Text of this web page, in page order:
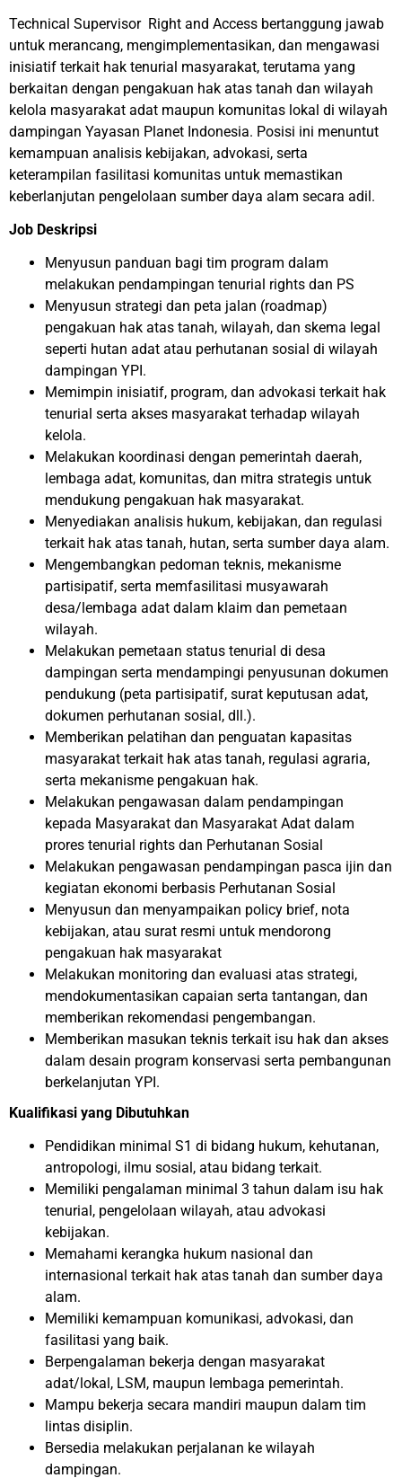
Technical Supervisor Right and Access bertanggung jawab
untuk merancang, mengimplementasikan, dan mengawasi
inisiatif terkait hak tenurial masyarakat, terutama yang
berkaitan dengan pengakuan hak atas tanah dan wilayah
kelola masyarakat adat maupun komunitas lokal di wilayah
dampingan Yayasan Planet Indonesia. Posisi ini menuntut
kemampuan analisis kebijakan, advokasi, serta
keterampilan fasilitasi komunitas untuk memastikan
keberlanjutan pengelolaan sumber daya alam secara adil.
Job Deskripsi
Menyusun panduan bagi tim program dalam
melakukan pendampingan tenurial rights dan PS
Menyusun strategi dan peta jalan (roadmap)
pengakuan hak atas tanah, wilayah, dan skema legal
seperti hutan adat atau perhutanan sosial di wilayah
dampingan YPI.
Memimpin inisiatif, program, dan advokasi terkait hak
tenurial serta akses masyarakat terhadap wilayah
kelola.
Melakukan koordinasi dengan pemerintah daerah,
lembaga adat, komunitas, dan mitra strategis untuk
mendukung pengakuan hak masyarakat.
Menyediakan analisis hukum, kebijakan, dan regulasi
terkait hak atas tanah, hutan, serta sumber daya alam.
Mengembangkan pedoman teknis, mekanisme
partisipatif, serta memfasilitasi musyawarah
desa/lembaga adat dalam klaim dan pemetaan
wilayah.
Melakukan pemetaan status tenurial di desa
dampingan serta mendampingi penyusunan dokumen
pendukung (peta partisipatif, surat keputusan adat,
dokumen perhutanan sosial, dll.).
Memberikan pelatihan dan penguatan kapasitas
masyarakat terkait hak atas tanah, regulasi agraria,
serta mekanisme pengakuan hak.
Melakukan pengawasan dalam pendampingan
kepada Masyarakat dan Masyarakat Adat dalam
prores tenurial rights dan Perhutanan Sosial
Melakukan pengawasan pendampingan pasca ijin dan
kegiatan ekonomi berbasis Perhutanan Sosial
Menyusun dan menyampaikan policy brief, nota
kebijakan, atau surat resmi untuk mendorong
pengakuan hak masyarakat
Melakukan monitoring dan evaluasi atas strategi,
mendokumentasikan capaian serta tantangan, dan
memberikan rekomendasi pengembangan.
Memberikan masukan teknis terkait isu hak dan akses
dalam desain program konservasi serta pembangunan
berkelanjutan YPI.
Kualifikasi yang Dibutuhkan
Pendidikan minimal S1 di bidang hukum, kehutanan,
antropologi, ilmu sosial, atau bidang terkait.
Memiliki pengalaman minimal 3 tahun dalam isu hak
tenurial, pengelolaan wilayah, atau advokasi
kebijakan.
Memahami kerangka hukum nasional dan
internasional terkait hak atas tanah dan sumber daya
alam.
Memiliki kemampuan komunikasi, advokasi, dan
fasilitasi yang baik.
Berpengalaman bekerja dengan masyarakat
adat/lokal, LSM, maupun lembaga pemerintah.
Mampu bekerja secara mandiri maupun dalam tim
lintas disiplin.
Bersedia melakukan perjalanan ke wilayah
dampingan.